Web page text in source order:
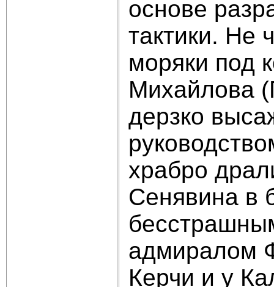
основе
тактики. Не
моряки под
Михайлова
дерзко
храбро
Сенявина в
адмиралом
Керчи и у